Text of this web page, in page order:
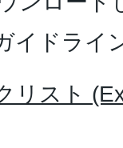
イドライ
リスト